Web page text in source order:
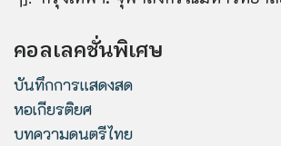
คอลเลคชั่นพิเศษ
บันทึกการแสดงสด
หอเกียรติยศ
บทความดนตรีไทย